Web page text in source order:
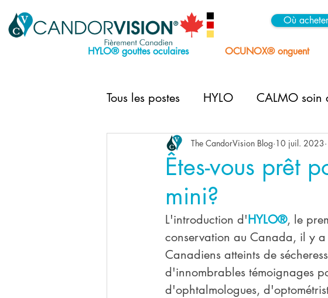
Où acheter
HYLO® gouttes oculaires OCUNOX® onguent
Tous les postes HYLO CALMO soin
HYLO DUAL INTENSE mini
NACLINO™ lingettes à paupières
Êtes-vous prêt
mini?
The CandorVision Blog 10 juil. 2023
L'introduction d'HYLO®, le
conservation au Canada, il y
Canadiens atteints de
d'innombrables témoignages
d'ophtalmologues,